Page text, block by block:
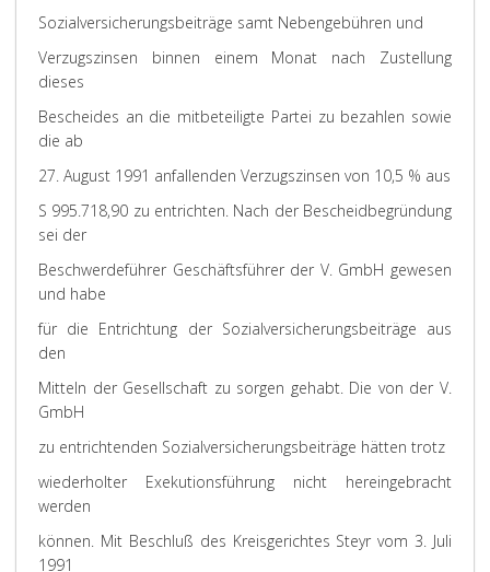
Sozialversicherungsbeiträge samt Nebengebühren und
Verzugszinsen binnen einem Monat nach Zustellung
dieses
Bescheides an die mitbeteiligte Partei zu bezahlen sowie
die ab
27. August 1991 anfallenden Verzugszinsen von 10,5 % aus
S 995.718,90 zu entrichten. Nach der Bescheidbegründung
sei der
Beschwerdeführer Geschäftsführer der V. GmbH gewesen
und habe
für die Entrichtung der Sozialversicherungsbeiträge aus
den
Mitteln der Gesellschaft zu sorgen gehabt. Die von der V.
GmbH
zu entrichtenden Sozialversicherungsbeiträge hätten trotz
wiederholter Exekutionsführung nicht hereingebracht
werden
können. Mit Beschluß des Kreisgerichtes Steyr vom 3. Juli
1991